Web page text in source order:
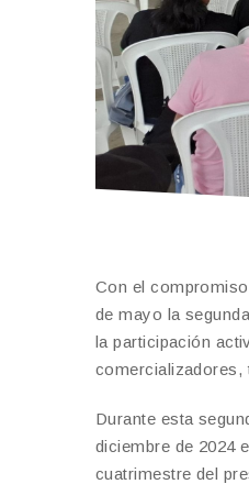
Con el
de mayo la
la participación
comercializadores,
Durante esta
diciembre de 2024
cuatrimestre del